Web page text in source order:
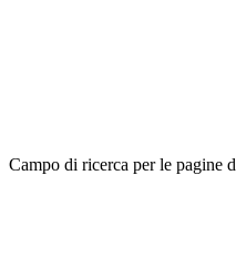
Campo di ricerca per le pagine